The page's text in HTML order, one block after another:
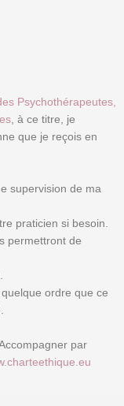
Psychothérapeutes,
, à ce titre, je
que je reçois en
supervision de ma
praticien si besoin.
permettront de
ordre que ce
par